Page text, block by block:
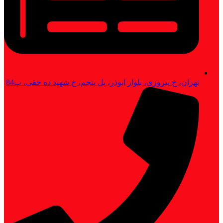
تهران، خ پیروزی، بلوار ابوذر، پل پنجم، خ شهید ده حقی، پ84